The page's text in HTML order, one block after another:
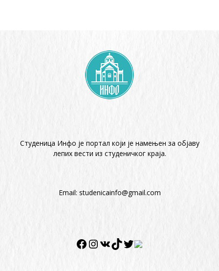
Студеница Инфо је портал који је намењен за објaву
лепих вести из студеничког краја.
Email: studenicainfo@gmail.com
Facebook
Instagram
VKTikTok
Twitter
Twitter